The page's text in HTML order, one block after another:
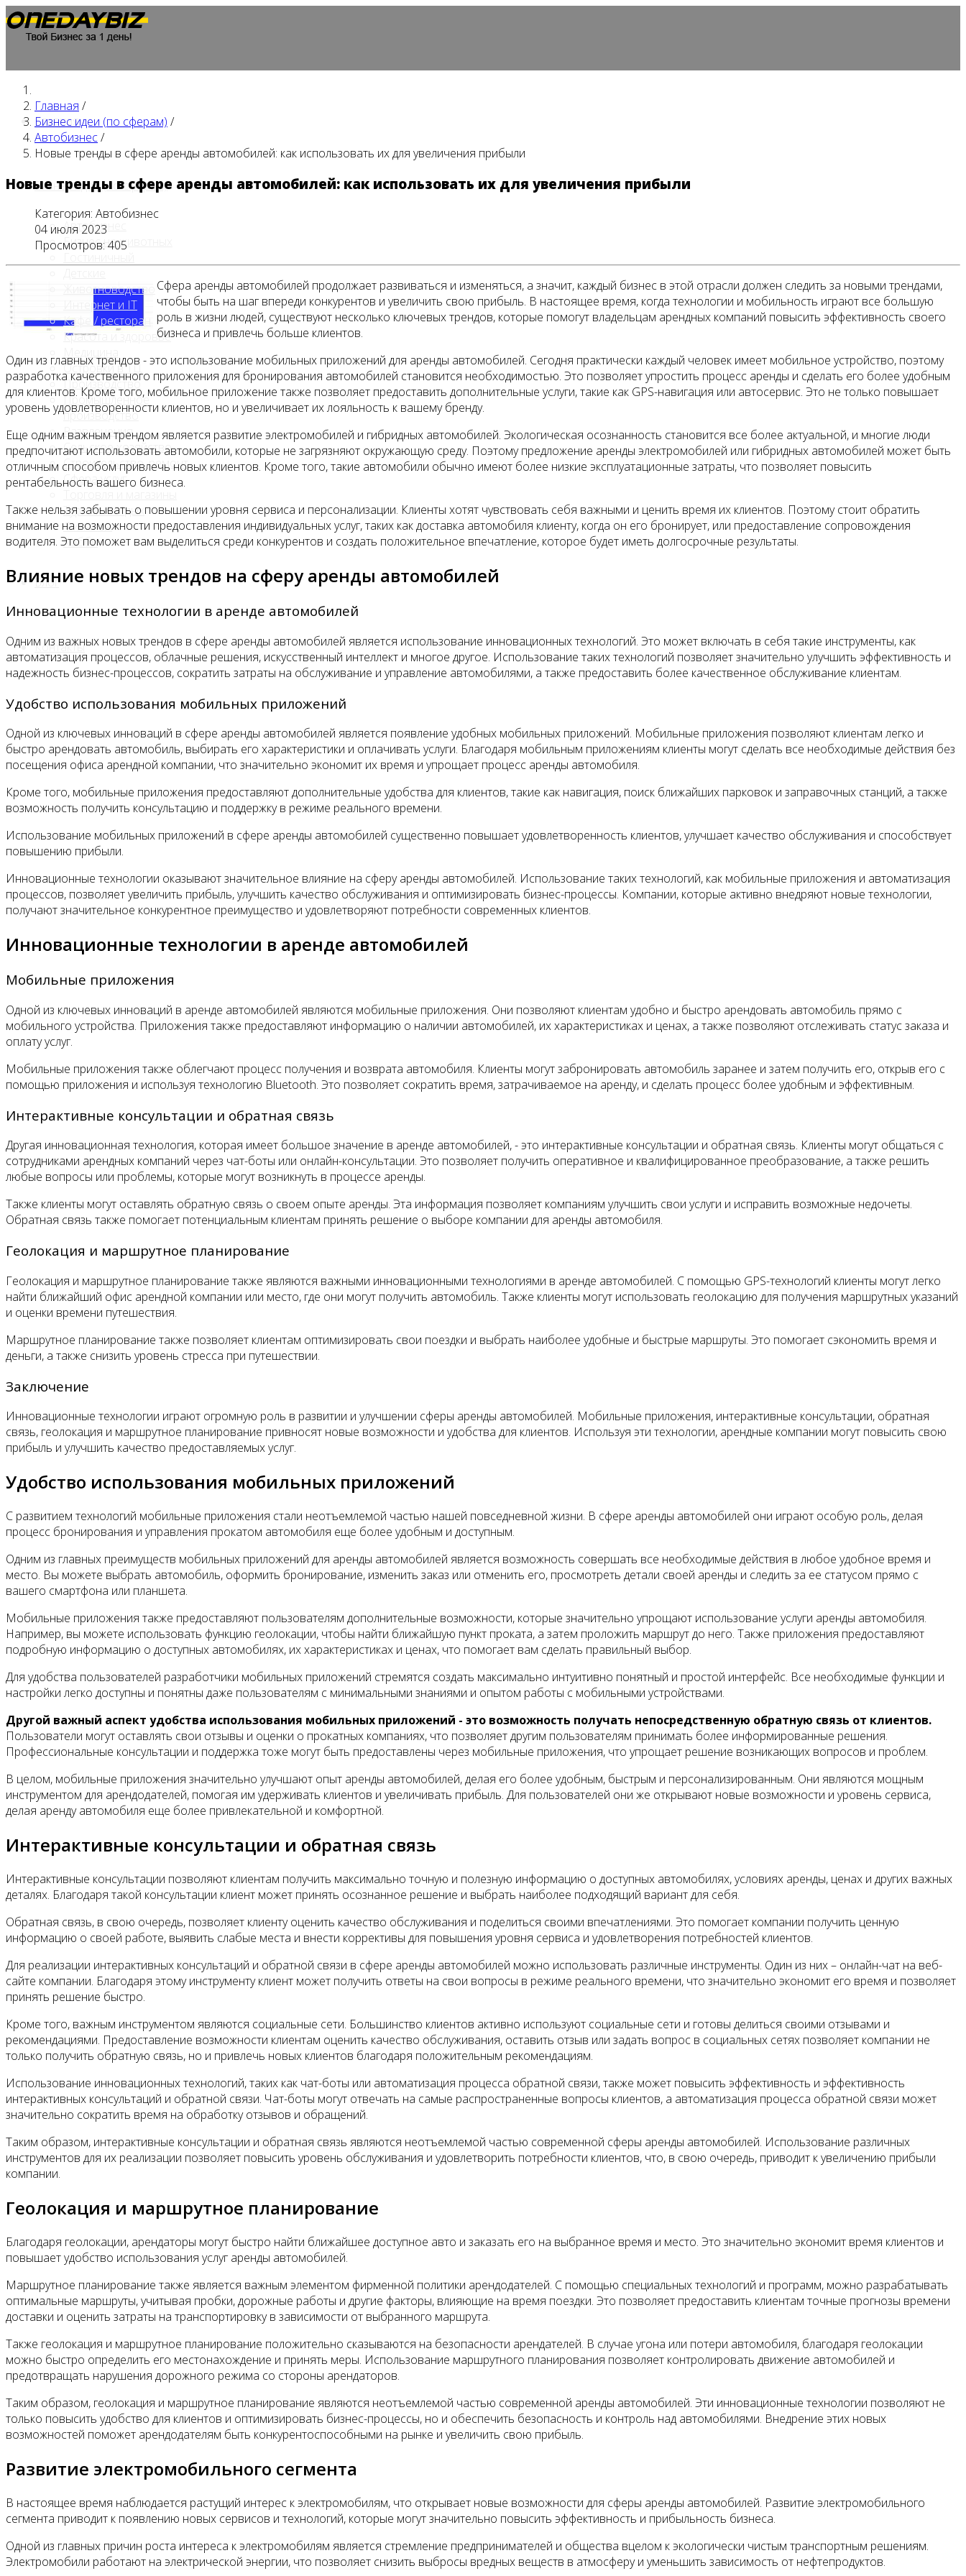
Главная
Бизнес идеи (по сферам)
Автобизнес
Бизнес на животных
Гостиничный
Животноводство
Интернет и IT
Кафе / ресторан
Красота и здоровье
Островки в ТЦ
Производство
Промышленное
производство
Развлечения
Сельское хозяйство
Строительство, ремонт
Сфера услуг
Туризм и отдых
Финансы
Хобби
Блог
Контакты
Главная /
Бизнес идеи (по сферам) /
Автобизнес/
Новые тренды в сфере аренды автомобилей: как использовать их для увеличения прибыли
Новые тренды в сфере аренды автомобилей: как использовать их для увеличения прибыли
Категория: Автобизнес
04 июля 2023
Просмотров: 405
Сфера аренды автомобилей продолжает развиваться и изменяться, а значит, каждый бизнес в этой отрасли должен следить за новыми трендами,
чтобы быть на шаг впереди конкурентов и увеличить свою прибыль. В настоящее время, когда технологии и мобильность играют все большую
роль в жизни людей, существуют несколько ключевых трендов, которые помогут владельцам арендных компаний повысить эффективность своего
бизнеса и привлечь больше клиентов.
Один из главных трендов - это использование мобильных приложений для аренды автомобилей. Сегодня практически каждый человек имеет мобильное устройство, поэтому
разработка качественного приложения для бронирования автомобилей становится необходимостью. Это позволяет упростить процесс аренды и сделать его более удобным
для клиентов. Кроме того, мобильное приложение также позволяет предоставить дополнительные услуги, такие как GPS-навигация или автосервис. Это не только повышает
уровень удовлетворенности клиентов, но и увеличивает их лояльность к вашему бренду.
Еще одним важным трендом является развитие электромобилей и гибридных автомобилей. Экологическая осознанность становится все более актуальной, и многие люди
предпочитают использовать автомобили, которые не загрязняют окружающую среду. Поэтому предложение аренды электромобилей или гибридных автомобилей может быть
отличным способом привлечь новых клиентов. Кроме того, такие автомобили обычно имеют более низкие эксплуатационные затраты, что позволяет повысить
рентабельность вашего бизнеса.
Также нельзя забывать о повышении уровня сервиса и персонализации. Клиенты хотят чувствовать себя важными и ценить время их клиентов. Поэтому стоит обратить
внимание на возможности предоставления индивидуальных услуг, таких как доставка автомобиля клиенту, когда он его бронирует, или предоставление сопровождения
водителя. Это поможет вам выделиться среди конкурентов и создать положительное впечатление, которое будет иметь долгосрочные результаты.
Влияние новых трендов на сферу аренды автомобилей
Инновационные технологии в аренде автомобилей
Одним из важных новых трендов в сфере аренды автомобилей является использование инновационных технологий. Это может включать в себя такие инструменты, как
автоматизация процессов, облачные решения, искусственный интеллект и многое другое. Использование таких технологий позволяет значительно улучшить эффективность и
надежность бизнес-процессов, сократить затраты на обслуживание и управление автомобилями, а также предоставить более качественное обслуживание клиентам.
Удобство использования мобильных приложений
Одной из ключевых инноваций в сфере аренды автомобилей является появление удобных мобильных приложений. Мобильные приложения позволяют клиентам легко и
быстро арендовать автомобиль, выбирать его характеристики и оплачивать услуги. Благодаря мобильным приложениям клиенты могут сделать все необходимые действия без
посещения офиса арендной компании, что значительно экономит их время и упрощает процесс аренды автомобиля.
Кроме того, мобильные приложения предоставляют дополнительные удобства для клиентов, такие как навигация, поиск ближайших парковок и заправочных станций, а также
возможность получить консультацию и поддержку в режиме реального времени.
Использование мобильных приложений в сфере аренды автомобилей существенно повышает удовлетворенность клиентов, улучшает качество обслуживания и способствует
повышению прибыли.
Инновационные технологии оказывают значительное влияние на сферу аренды автомобилей. Использование таких технологий, как мобильные приложения и автоматизация
процессов, позволяет увеличить прибыль, улучшить качество обслуживания и оптимизировать бизнес-процессы. Компании, которые активно внедряют новые технологии,
получают значительное конкурентное преимущество и удовлетворяют потребности современных клиентов.
Инновационные технологии в аренде автомобилей
Мобильные приложения
Одной из ключевых инноваций в аренде автомобилей являются мобильные приложения. Они позволяют клиентам удобно и быстро арендовать автомобиль прямо с
мобильного устройства. Приложения также предоставляют информацию о наличии автомобилей, их характеристиках и ценах, а также позволяют отслеживать статус заказа и
оплату услуг.
Мобильные приложения также облегчают процесс получения и возврата автомобиля. Клиенты могут забронировать автомобиль заранее и затем получить его, открыв его с
помощью приложения и используя технологию Bluetooth. Это позволяет сократить время, затрачиваемое на аренду, и сделать процесс более удобным и эффективным.
Интерактивные консультации и обратная связь
Другая инновационная технология, которая имеет большое значение в аренде автомобилей, - это интерактивные консультации и обратная связь. Клиенты могут общаться с
сотрудниками арендных компаний через чат-боты или онлайн-консультации. Это позволяет получить оперативное и квалифицированное преобразование, а также решить
любые вопросы или проблемы, которые могут возникнуть в процессе аренды.
Также клиенты могут оставлять обратную связь о своем опыте аренды. Эта информация позволяет компаниям улучшить свои услуги и исправить возможные недочеты.
Обратная связь также помогает потенциальным клиентам принять решение о выборе компании для аренды автомобиля.
Геолокация и маршрутное планирование
Геолокация и маршрутное планирование также являются важными инновационными технологиями в аренде автомобилей. С помощью GPS-технологий клиенты могут легко
найти ближайший офис арендной компании или место, где они могут получить автомобиль. Также клиенты могут использовать геолокацию для получения маршрутных указаний
и оценки времени путешествия.
Маршрутное планирование также позволяет клиентам оптимизировать свои поездки и выбрать наиболее удобные и быстрые маршруты. Это помогает сэкономить время и
деньги, а также снизить уровень стресса при путешествии.
Заключение
Инновационные технологии играют огромную роль в развитии и улучшении сферы аренды автомобилей. Мобильные приложения, интерактивные консультации, обратная
связь, геолокация и маршрутное планирование привносят новые возможности и удобства для клиентов. Используя эти технологии, арендные компании могут повысить свою
прибыль и улучшить качество предоставляемых услуг.
Удобство использования мобильных приложений
С развитием технологий мобильные приложения стали неотъемлемой частью нашей повседневной жизни. В сфере аренды автомобилей они играют особую роль, делая
процесс бронирования и управления прокатом автомобиля еще более удобным и доступным.
Одним из главных преимуществ мобильных приложений для аренды автомобилей является возможность совершать все необходимые действия в любое удобное время и
место. Вы можете выбрать автомобиль, оформить бронирование, изменить заказ или отменить его, просмотреть детали своей аренды и следить за ее статусом прямо с
вашего смартфона или планшета.
Мобильные приложения также предоставляют пользователям дополнительные возможности, которые значительно упрощают использование услуги аренды автомобиля.
Например, вы можете использовать функцию геолокации, чтобы найти ближайшую пункт проката, а затем проложить маршрут до него. Также приложения предоставляют
подробную информацию о доступных автомобилях, их характеристиках и ценах, что помогает вам сделать правильный выбор.
Для удобства пользователей разработчики мобильных приложений стремятся создать максимально интуитивно понятный и простой интерфейс. Все необходимые функции и
настройки легко доступны и понятны даже пользователям с минимальными знаниями и опытом работы с мобильными устройствами.
Другой важный аспект удобства использования мобильных приложений - это возможность получать непосредственную обратную связь от клиентов.
Пользователи могут оставлять свои отзывы и оценки о прокатных компаниях, что позволяет другим пользователям принимать более информированные решения.
Профессиональные консультации и поддержка тоже могут быть предоставлены через мобильные приложения, что упрощает решение возникающих вопросов и проблем.
В целом, мобильные приложения значительно улучшают опыт аренды автомобилей, делая его более удобным, быстрым и персонализированным. Они являются мощным
инструментом для арендодателей, помогая им удерживать клиентов и увеличивать прибыль. Для пользователей они же открывают новые возможности и уровень сервиса,
делая аренду автомобиля еще более привлекательной и комфортной.
Интерактивные консультации и обратная связь
Интерактивные консультации позволяют клиентам получить максимально точную и полезную информацию о доступных автомобилях, условиях аренды, ценах и других важных
деталях. Благодаря такой консультации клиент может принять осознанное решение и выбрать наиболее подходящий вариант для себя.
Обратная связь, в свою очередь, позволяет клиенту оценить качество обслуживания и поделиться своими впечатлениями. Это помогает компании получить ценную
информацию о своей работе, выявить слабые места и внести коррективы для повышения уровня сервиса и удовлетворения потребностей клиентов.
Для реализации интерактивных консультаций и обратной связи в сфере аренды автомобилей можно использовать различные инструменты. Один из них – онлайн-чат на веб-
сайте компании. Благодаря этому инструменту клиент может получить ответы на свои вопросы в режиме реального времени, что значительно экономит его время и позволяет
принять решение быстро.
Кроме того, важным инструментом являются социальные сети. Большинство клиентов активно используют социальные сети и готовы делиться своими отзывами и
рекомендациями. Предоставление возможности клиентам оценить качество обслуживания, оставить отзыв или задать вопрос в социальных сетях позволяет компании не
только получить обратную связь, но и привлечь новых клиентов благодаря положительным рекомендациям.
Использование инновационных технологий, таких как чат-боты или автоматизация процесса обратной связи, также может повысить эффективность и эффективность
интерактивных консультаций и обратной связи. Чат-боты могут отвечать на самые распространенные вопросы клиентов, а автоматизация процесса обратной связи может
значительно сократить время на обработку отзывов и обращений.
Таким образом, интерактивные консультации и обратная связь являются неотъемлемой частью современной сферы аренды автомобилей. Использование различных
инструментов для их реализации позволяет повысить уровень обслуживания и удовлетворить потребности клиентов, что, в свою очередь, приводит к увеличению прибыли
компании.
Геолокация и маршрутное планирование
Благодаря геолокации, арендаторы могут быстро найти ближайшее доступное авто и заказать его на выбранное время и место. Это значительно экономит время клиентов и
повышает удобство использования услуг аренды автомобилей.
Маршрутное планирование также является важным элементом фирменной политики арендодателей. С помощью специальных технологий и программ, можно разрабатывать
оптимальные маршруты, учитывая пробки, дорожные работы и другие факторы, влияющие на время поездки. Это позволяет предоставить клиентам точные прогнозы времени
доставки и оценить затраты на транспортировку в зависимости от выбранного маршрута.
Также геолокация и маршрутное планирование положительно сказываются на безопасности арендателей. В случае угона или потери автомобиля, благодаря геолокации
можно быстро определить его местонахождение и принять меры. Использование маршрутного планирования позволяет контролировать движение автомобилей и
предотвращать нарушения дорожного режима со стороны арендаторов.
Таким образом, геолокация и маршрутное планирование являются неотъемлемой частью современной аренды автомобилей. Эти инновационные технологии позволяют не
только повысить удобство для клиентов и оптимизировать бизнес-процессы, но и обеспечить безопасность и контроль над автомобилями. Внедрение этих новых
возможностей поможет арендодателям быть конкурентоспособными на рынке и увеличить свою прибыль.
Развитие электромобильного сегмента
В настоящее время наблюдается растущий интерес к электромобилям, что открывает новые возможности для сферы аренды автомобилей. Развитие электромобильного
сегмента приводит к появлению новых сервисов и технологий, которые могут значительно повысить эффективность и прибыльность бизнеса.
Одной из главных причин роста интереса к электромобилям является стремление предпринимателей и общества вцелом к экологически чистым транспортным решениям.
Электромобили работают на электрической энергии, что позволяет снизить выбросы вредных веществ в атмосферу и уменьшить зависимость от нефтепродуктов.